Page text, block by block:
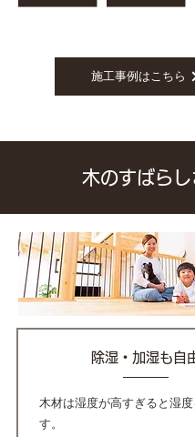
施工事例はこちら
木のすばらし
除湿・加湿も自
木材は湿度が高すぎると湿度
す。